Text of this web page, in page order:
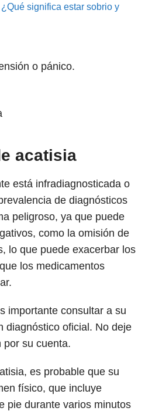
¿Qué significa estar sobrio y
o pánico.
acatisia
está infradiagnosticada o
de diagnósticos
peligroso, ya que puede
como la omisión de
lo que puede exacerbar los
los medicamentos
importante consultar a su
diagnóstico oficial. No deje
por su cuenta.
es probable que su
físico, que incluye
pie durante varios minutos